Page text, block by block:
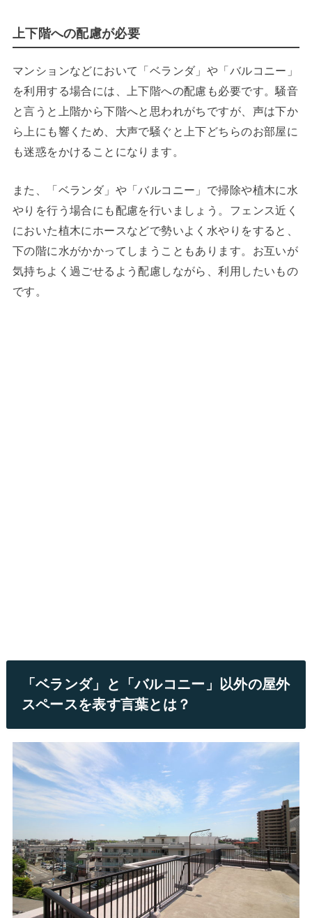
上下階への配慮が必要
マンションなどにおいて「ベランダ」や「バルコニー」
を利用する場合には、上下階への配慮も必要です。騒音
と言うと上階から下階へと思われがちですが、声は下か
ら上にも響くため、大声で騒ぐと上下どちらのお部屋に
も迷惑をかけることになります。
また、「ベランダ」や「バルコニー」で掃除や植木に水
やりを行う場合にも配慮を行いましょう。フェンス近く
においた植木にホースなどで勢いよく水やりをすると、
下の階に水がかかってしまうこともあります。お互いが
気持ちよく過ごせるよう配慮しながら、利用したいもの
です。
「ベランダ」と「バルコニー」以外の屋外
スペースを表す言葉とは？